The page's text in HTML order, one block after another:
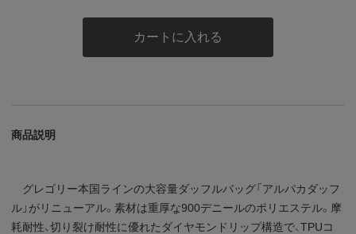
カートに入れる
商品説明
グレゴリー本国ラインの大容量ダッフルバッグ「アルパカダッフ
ル」がリニューアル。素材は重厚な900デニールのポリエステル。摩
耗耐性、切り裂け耐性に優れたダイヤモンドリップ構造で、TPUコ